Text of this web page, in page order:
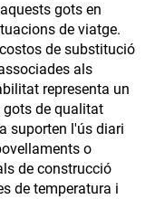
gots en
de viatge.
de substitució
als
representa un
gots de qualitat
suporten l'ús diari
o
de construcció
de temperatura i